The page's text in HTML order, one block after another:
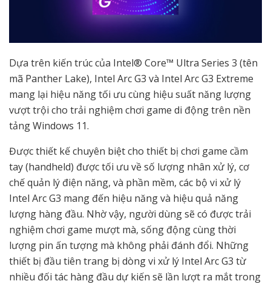
Dựa trên kiến trúc của Intel® Core™ Ultra Series 3 (tên
mã Panther Lake), Intel Arc G3 và Intel Arc G3 Extreme
mang lại hiệu năng tối ưu cùng hiệu suất năng lượng
vượt trội cho trải nghiệm chơi game di động trên nền
tảng Windows 11.
Được thiết kế chuyên biệt cho thiết bị chơi game cầm
tay (handheld) được tối ưu về số lượng nhân xử lý, cơ
chế quản lý điện năng, và phần mềm, các bộ vi xử lý
Intel Arc G3 mang đến hiệu năng và hiệu quả năng
lượng hàng đầu. Nhờ vậy, người dùng sẽ có được trải
nghiệm chơi game mượt mà, sống động cùng thời
lượng pin ấn tượng mà không phải đánh đổi. Những
thiết bị đầu tiên trang bị dòng vi xử lý Intel Arc G3 từ
nhiều đối tác hàng đầu dự kiến sẽ lần lượt ra mắt trong